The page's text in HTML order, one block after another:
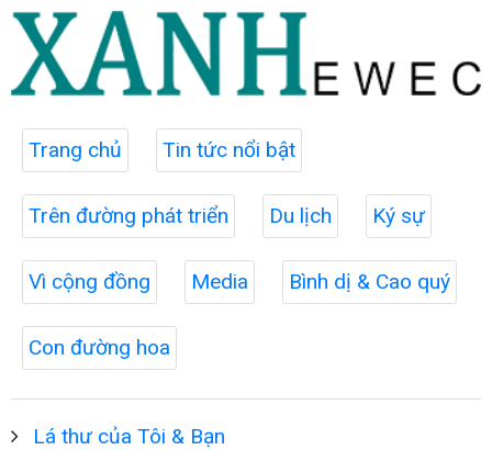
Trang chủ Tin tức nổi bật
Trên đường phát triển Du lịch Ký sự
Vì cộng đồng Media Bình dị & Cao quý
Con đường hoa
Lá thư của Tôi & Bạn